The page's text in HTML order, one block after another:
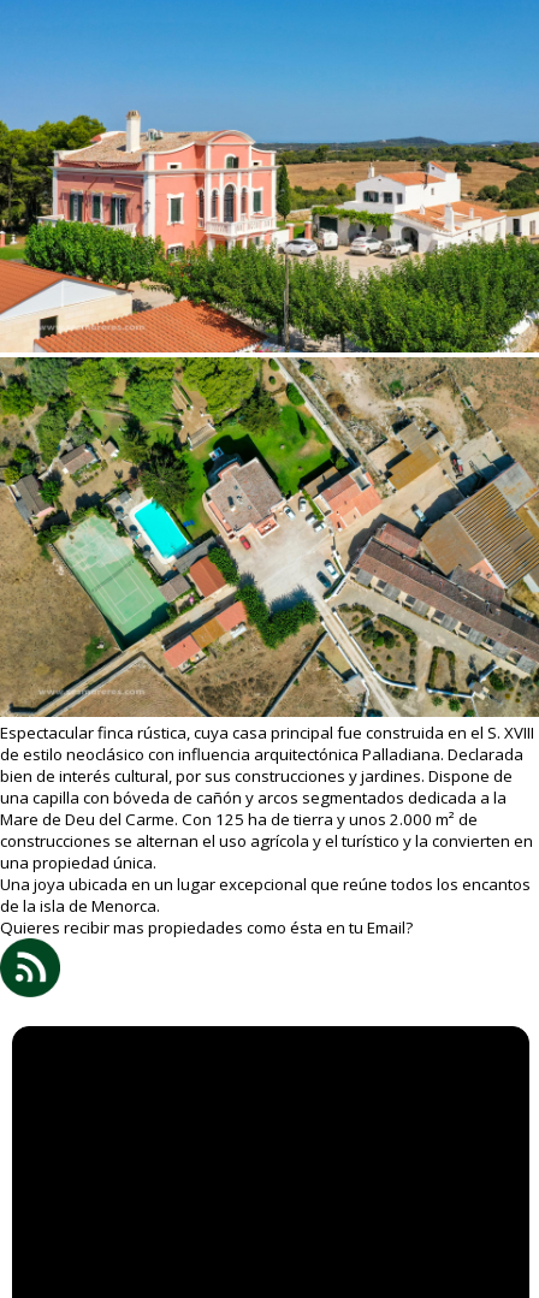
Espectacular finca rústica, cuya casa principal fue construida en el S. XVIII
de estilo neoclásico con influencia arquitectónica Palladiana. Declarada
bien de interés cultural, por sus construcciones y jardines. Dispone de
una capilla con bóveda de cañón y arcos segmentados dedicada a la
Mare de Deu del Carme. Con 125 ha de tierra y unos 2.000 m² de
construcciones se alternan el uso agrícola y el turístico y la convierten en
una propiedad única.
Una joya ubicada en un lugar excepcional que reúne todos los encantos
de la isla de Menorca.
Quieres recibir mas propiedades como ésta en tu Email?